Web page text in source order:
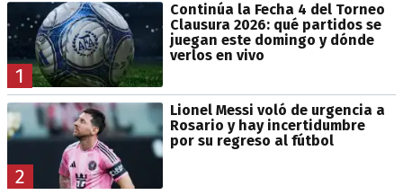
1
Continúa la Fecha 4 del Torneo
Clausura 2026: qué partidos se
juegan este domingo y dónde
verlos en vivo
2
Lionel Messi voló de urgencia a
Rosario y hay incertidumbre
por su regreso al fútbol